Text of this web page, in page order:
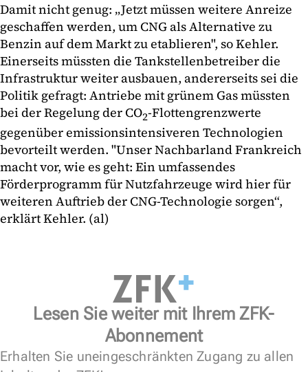
Damit nicht genug: „Jetzt müssen weitere Anreize
geschaffen werden, um CNG als Alternative zu
Benzin auf dem Markt zu etablieren", so Kehler.
Einerseits müssten die Tankstellenbetreiber die
Infrastruktur weiter ausbauen, andererseits sei die
Politik gefragt: Antriebe mit grünem Gas müssten
bei der Regelung der CO2-Flottengrenzwerte
gegenüber emissionsintensiveren Technologien
bevorteilt werden. "Unser Nachbarland Frankreich
macht vor, wie es geht: Ein umfassendes
Förderprogramm für Nutzfahrzeuge wird hier für
weiteren Auftrieb der CNG-Technologie sorgen“,
erklärt Kehler. (al)
Lesen Sie weiter mit Ihrem ZFK-
Abonnement
Erhalten Sie uneingeschränkten Zugang zu allen